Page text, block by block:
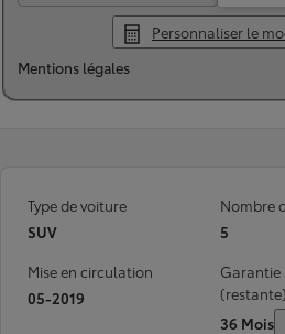
Personnaliser le
Mentions légales
Type de voiture
SUV
Nombre
5
Mise en circulation
05-2019
Garantie
(restante)
36 Mois